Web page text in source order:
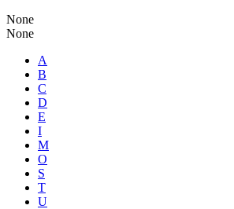
None
None
A
B
C
D
E
I
M
O
S
T
U